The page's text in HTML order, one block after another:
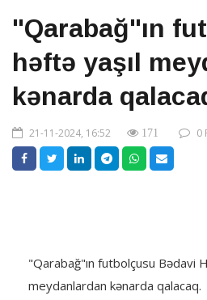
"Qarabağ"ın
həftə yaşıl
kənarda
21-11-2024, 16:52 171 0
"Qarabağ"ın futbolçusu Bədavi
meydanlardan kənarda qalacaq.